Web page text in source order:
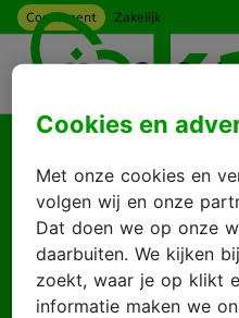
Ga naar hoofdinhoud
Consument Zakelijk
Goed je weer te zien
Log in
ID
Cookies en
Met onze cookies en
volgen wij en onze
Dat doen we op onze
daarbuiten. We kijken
zoekt, waar je op klikt
informatie maken we